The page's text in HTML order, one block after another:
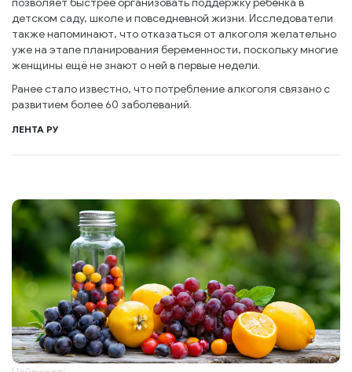
позволяет быстрее организовать поддержку ребёнка в
детском саду, школе и повседневной жизни. Исследователи
также напоминают, что отказаться от алкоголя желательно
уже на этапе планирования беременности, поскольку многие
женщины ещё не знают о ней в первые недели.
Ранее стало известно, что потребление алкоголя связано с
развитием более 60 заболеваний.
ЛЕНТА РУ